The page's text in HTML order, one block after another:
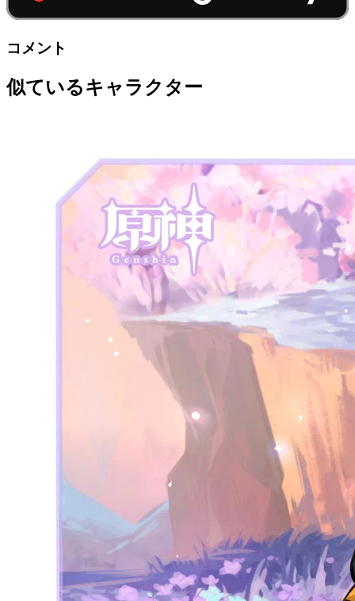
コメント
似ているキャラクター